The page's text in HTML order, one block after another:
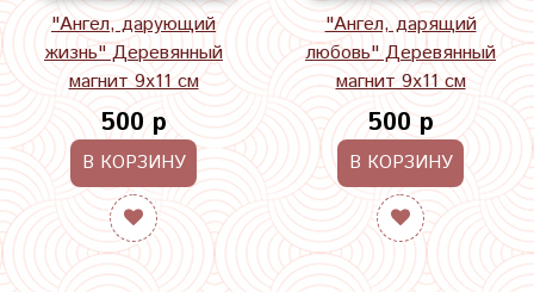
"Ангел, дарующий
жизнь" Деревянный
магнит 9х11 см
500 р
В КОРЗИНУ
"Ангел, дарящий
любовь" Деревянный
магнит 9х11 см
500 р
В КОРЗИНУ